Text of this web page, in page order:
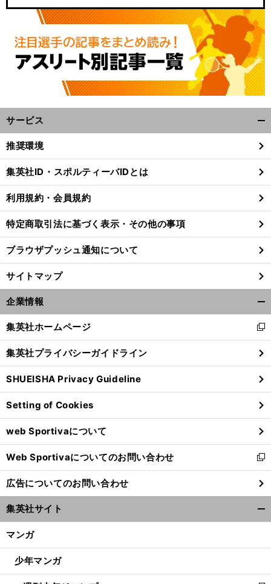
、
前
へ
サービス
閉
る
推奨環境
集英社ID・スポルティーバIDとは
利用規約・会員規約
特定商取引法に基づく表示・その他の事項
ブラウザプッシュ通知について
サイトマップ
企業情報
閉
る
集英社ホームページ
新
し
い
ウ
ィ
ン
ド
ウ
で
開
く
集英社プライバシーガイドライン
SHUEISHA Privacy Guideline
Setting of Cookies
web Sportivaについて
Web Sportivaについてのお問い合わせ
新
し
い
ウ
ィ
ン
ウ
開
広告についてのお問い合わせ
集英社サイト
マンガ
少年マンガ